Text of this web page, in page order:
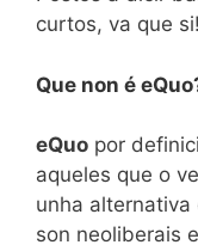
curtos, va que si!
Que non é
eQuo por
aqueles que o
unha
son neoliberais